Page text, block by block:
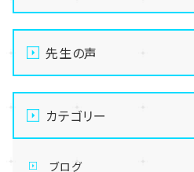
先生の声
カテゴリー
ブログ